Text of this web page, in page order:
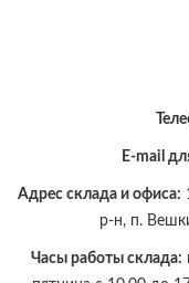
E-mail
Адрес склада и офиса:
р-н, п.
Часы работы склада: